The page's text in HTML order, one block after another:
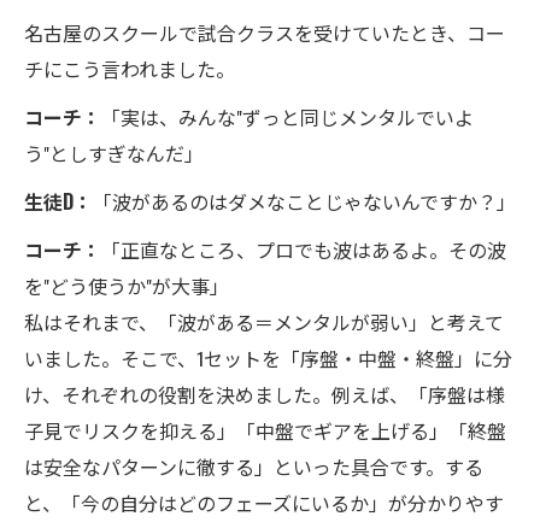
名古屋のスクールで試合クラスを受けていたとき、コー
チにこう言われました。
コーチ：
「実は、みんな"ずっと同じメンタルでいよ
う"としすぎなんだ」
生徒D：
「波があるのはダメなことじゃないんですか？」
コーチ：
「正直なところ、プロでも波はあるよ。その波
を"どう使うか"が大事」
私はそれまで、「波がある＝メンタルが弱い」と考えて
いました。そこで、1セットを「序盤・中盤・終盤」に分
け、それぞれの役割を決めました。例えば、「序盤は様
子見でリスクを抑える」「中盤でギアを上げる」「終盤
は安全なパターンに徹する」といった具合です。する
と、「今の自分はどのフェーズにいるか」が分かりやす